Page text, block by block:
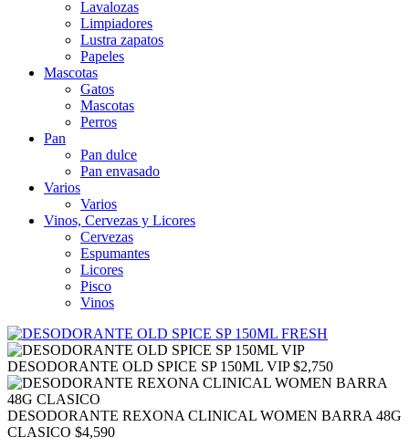
Lavalozas
Limpiadores
Lustra zapatos
Papeles
Mascotas
Gatos
Mascotas
Perros
Pan
Pan dulce
Pan envasado
Varios
Varios
Vinos, Cervezas y Licores
Cervezas
Espumantes
Licores
Pisco
Vinos
DESODORANTE OLD SPICE SP 150ML VIP $2,750
DESODORANTE REXONA CLINICAL WOMEN BARRA 48G
CLASICO $4,590